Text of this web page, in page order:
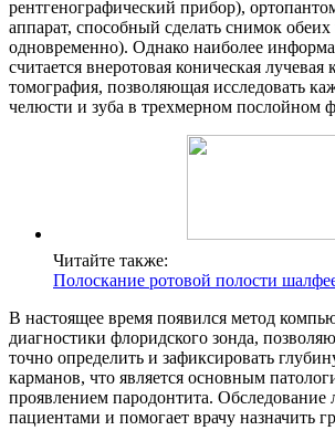
рентгенографический прибор),
аппарат, способный сделать снимок
одновременно). Однако наиболее
считается внеротовая коническая
томография, позволяющая исследовать
челюсти и зуба в трехмерном послойном
Читайте также:
Полоскание ротовой полости
В настоящее время появился метод
диагностики флоридского зонда,
точно определить и зафиксировать
карманов, что является основным
проявлением пародонтита. Обследование
пациентами и помогает врачу назначить